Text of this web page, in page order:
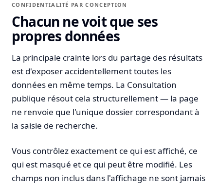
Créer une requête
Sélectionnez un formulaire ou importez des données Excel
CONFIDENTIALITÉ PAR CONCEPTION
Chacun ne voit que ses
propres données
La principale crainte lors du partage des résultats
est d'exposer accidentellement toutes les
données en même temps. La Consultation
publique résout cela structurellement — la page
ne renvoie que l'unique dossier correspondant à
la saisie de recherche.
Vous contrôlez exactement ce qui est affiché, ce
qui est masqué et ce qui peut être modifié. Les
champs non inclus dans l'affichage ne sont jamais